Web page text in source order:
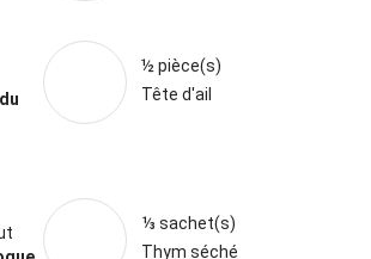
½ pièce(s)
Tête d'ail
⅓ sachet(s)
Thym séché